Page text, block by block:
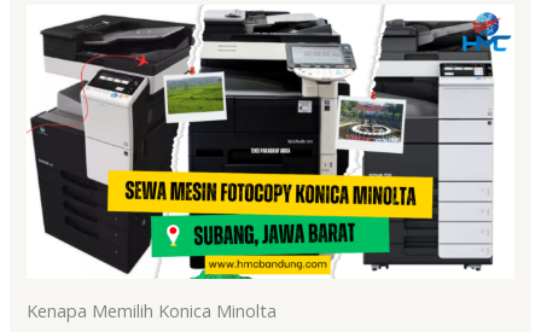
Kenapa Memilih Konica Minolta